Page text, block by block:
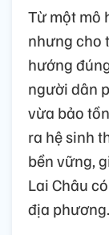
Từ một mô
nhưng cho
hướng
người dân
vừa bảo
ra hệ sinh
bền vững,
Lai Châu
địa